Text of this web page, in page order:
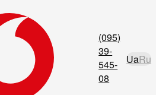
(095)
39-
545-
08
UaRu